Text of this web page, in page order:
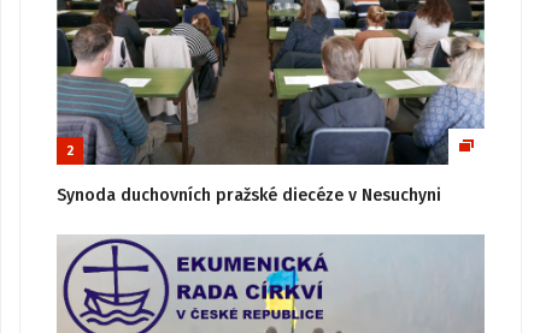
2
Synoda duchovních pražské diecéze v Nesuchyni